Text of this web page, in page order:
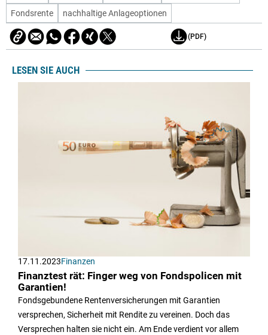
Fondsrente
nachhaltige Anlageoptionen
(PDF)
LESEN SIE AUCH
17.11.2023Finanzen
Finanztest rät: Finger weg von Fondspolicen mit
Garantien!
Fondsgebundene Rentenversicherungen mit Garantien
versprechen, Sicherheit mit Rendite zu vereinen. Doch das
Versprechen halten sie nicht ein. Am Ende verdient vor allem